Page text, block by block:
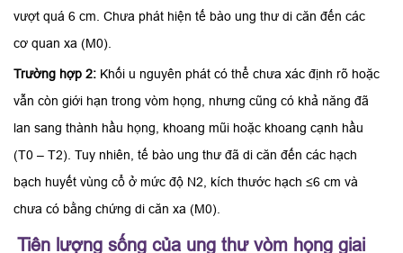
vượt quá 6 cm. Chưa phát hiện tế bào ung thư di căn đến các
cơ quan xa (M0).
Trường hợp 2: Khối u nguyên phát có thể chưa xác định rõ hoặc
vẫn còn giới hạn trong vòm họng, nhưng cũng có khả năng đã
lan sang thành hầu họng, khoang mũi hoặc khoang cạnh hầu
(T0 – T2). Tuy nhiên, tế bào ung thư đã di căn đến các hạch
bạch huyết vùng cổ ở mức độ N2, kích thước hạch ≤6 cm và
chưa có bằng chứng di căn xa (M0).
Tiên lượng sống của ung thư vòm họng giai